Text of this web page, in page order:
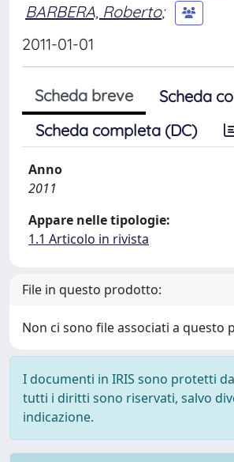
BARBERA, Roberto;
2011-01-01
Scheda breve
Scheda
Scheda completa (DC)
Anno
2011
Appare nelle tipologie:
1.1 Articolo in rivista
File in questo prodotto:
Non ci sono file associati a questo
I documenti in IRIS sono protetti
tutti i diritti sono riservati, salvo
indicazione.